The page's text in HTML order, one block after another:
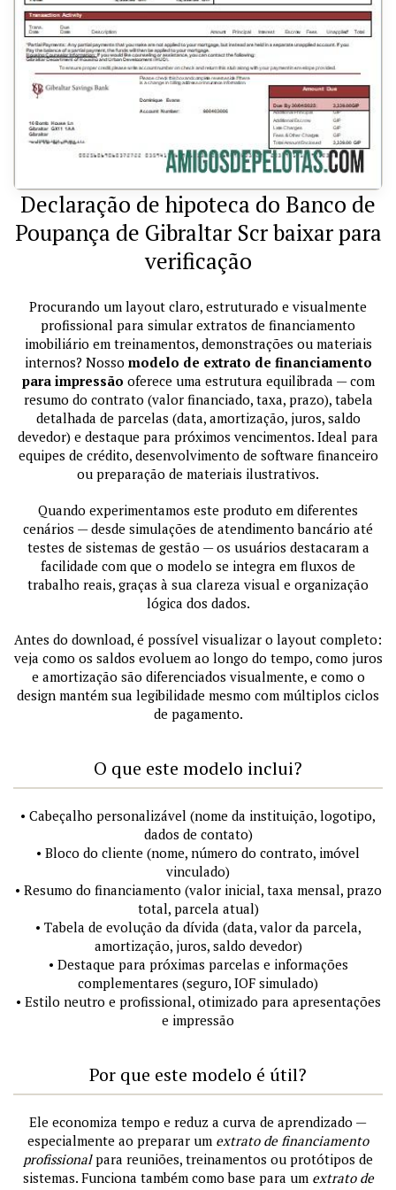
Declaração de hipoteca do Banco de
Poupança de Gibraltar Scr baixar para
verificação
Procurando um layout claro, estruturado e visualmente
profissional para simular extratos de financiamento
imobiliário em treinamentos, demonstrações ou materiais
internos? Nosso modelo de extrato de financiamento
para impressão oferece uma estrutura equilibrada — com
resumo do contrato (valor financiado, taxa, prazo), tabela
detalhada de parcelas (data, amortização, juros, saldo
devedor) e destaque para próximos vencimentos. Ideal para
equipes de crédito, desenvolvimento de software financeiro
ou preparação de materiais ilustrativos.
Quando experimentamos este produto em diferentes
cenários — desde simulações de atendimento bancário até
testes de sistemas de gestão — os usuários destacaram a
facilidade com que o modelo se integra em fluxos de
trabalho reais, graças à sua clareza visual e organização
lógica dos dados.
Antes do download, é possível visualizar o layout completo:
veja como os saldos evoluem ao longo do tempo, como juros
e amortização são diferenciados visualmente, e como o
design mantém sua legibilidade mesmo com múltiplos ciclos
de pagamento.
O que este modelo inclui?
• Cabeçalho personalizável (nome da instituição, logotipo,
dados de contato)
• Bloco do cliente (nome, número do contrato, imóvel
vinculado)
• Resumo do financiamento (valor inicial, taxa mensal, prazo
total, parcela atual)
• Tabela de evolução da dívida (data, valor da parcela,
amortização, juros, saldo devedor)
• Destaque para próximas parcelas e informações
complementares (seguro, IOF simulado)
• Estilo neutro e profissional, otimizado para apresentações
e impressão
Por que este modelo é útil?
Ele economiza tempo e reduz a curva de aprendizado —
especialmente ao preparar um extrato de financiamento
profissionalpara reuniões, treinamentos ou protótipos de
sistemas. Funciona também como base para um extrato de